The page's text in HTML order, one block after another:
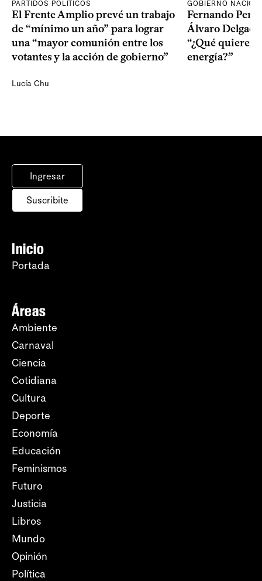
PARTIDOS POLÍTICOS
El Frente Amplio prevé un trabajo
de “mínimo un año” para lograr
una “mayor comunión entre los
votantes y la acción de gobierno”
Lucía Chu
GOBIERNO
Fernando
Álvaro
“¿Qué quiere,
energía?”
Ingresar
Suscribite
Inicio
Portada
Áreas
Ambiente
Carnaval
Ciencia
Cotidiana
Cultura
Deporte
Economía
Educación
Feminismos
Futuro
Justicia
Libros
Mundo
Opinión
Política